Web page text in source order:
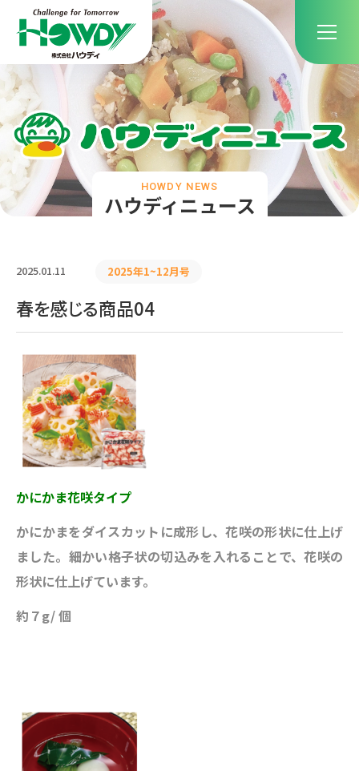
ハウディニュース
HOWDY NEWS
2025.01.11 2025年1~12月号
春を感じる商品04
かにかま花咲タイプ
かにかまをダイスカットに成形し、花咲の形状に仕上げ
ました。細かい格子状の切込みを入れることで、花咲の
形状に仕上げています。
約７g/ 個